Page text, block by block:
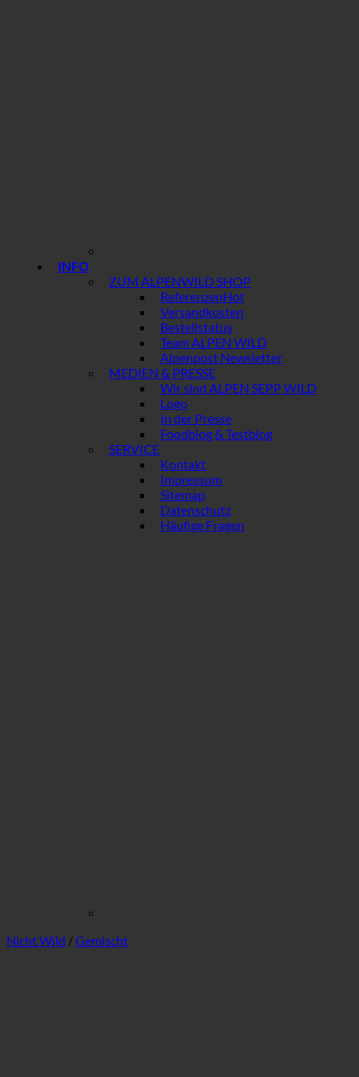
INFO
ZUM ALPENWILD SHOP
Referenzen
Versandkosten
Bestellstatus
Team ALPEN WILD
Alpenpost Newsletter
MEDIEN & PRESSE
Wir sind ALPEN SEPP WILD
Logo
In der Presse
Foodblog & Testblog
SERVICE
Kontakt
Impressum
Sitemap
Datenschutz
Häufige Fragen
Nicht Wild /Gemischt